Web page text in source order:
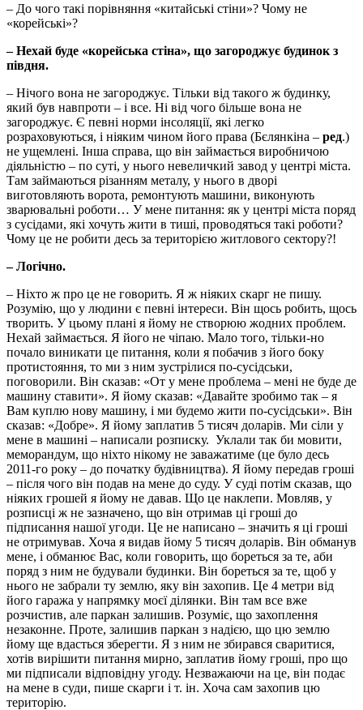
– До чого такі порівняння «китайські стіни»? Чому не
«корейські»?
– Нехай буде «корейська стіна», що загороджує будинок з
півдня.
– Нічого вона не загороджує. Тільки від такого ж будинку,
який був навпроти – і все. Ні від чого більше вона не
загороджує. Є певні норми інсоляції, які легко
розраховуються, і ніяким чином його права (Бєлянкіна – ред.)
не ущемлені. Інша справа, що він займається виробничою
діяльністю – по суті, у нього невеличкий завод у центрі міста.
Там займаються різанням металу, у нього в дворі
виготовляють ворота, ремонтують машини, виконують
зварювальні роботи… У мене питання: як у центрі міста поряд
з сусідами, які хочуть жити в тиші, проводяться такі роботи?
Чому це не робити десь за територією житлового сектору?!
– Логічно.
– Ніхто ж про це не говорить. Я ж ніяких скарг не пишу.
Розумію, що у людини є певні інтереси. Він щось робить, щось
творить. У цьому плані я йому не створюю жодних проблем.
Нехай займається. Я його не чіпаю. Мало того, тільки-но
почало виникати це питання, коли я побачив з його боку
протистояння, то ми з ним зустрілися по-сусідськи,
поговорили. Він сказав: «От у мене проблема – мені не буде де
машину ставити». Я йому сказав: «Давайте зробимо так – я
Вам куплю нову машину, і ми будемо жити по-сусідськи». Він
сказав: «Добре». Я йому заплатив 5 тисяч доларів. Ми сіли у
мене в машині – написали розписку. Уклали так би мовити,
меморандум, що ніхто нікому не заважатиме (це було десь
2011-го року – до початку будівництва). Я йому передав гроші
– після чого він подав на мене до суду. У суді потім сказав, що
ніяких грошей я йому не давав. Що це наклепи. Мовляв, у
розписці ж не зазначено, що він отримав ці гроші до
підписання нашої угоди. Це не написано – значить я ці гроші
не отримував. Хоча я видав йому 5 тисяч доларів. Він обманув
мене, і обманює Вас, коли говорить, що бореться за те, аби
поряд з ним не будували будинки. Він бореться за те, щоб у
нього не забрали ту землю, яку він захопив. Це 4 метри від
його гаража у напрямку моєї ділянки. Він там все вже
розчистив, але паркан залишив. Розуміє, що захоплення
незаконне. Проте, залишив паркан з надією, що цю землю
йому ще вдасться зберегти. Я з ним не збирався сваритися,
хотів вирішити питання мирно, заплатив йому гроші, про що
ми підписали відповідну угоду. Незважаючи на це, він подає
на мене в суди, пише скарги і т. ін. Хоча сам захопив цю
територію.